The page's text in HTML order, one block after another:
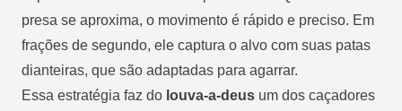
presa se aproxima, o movimento é rápido e preciso. Em
frações de segundo, ele captura o alvo com suas patas
dianteiras, que são adaptadas para agarrar.
Essa estratégia faz do louva-a-deus um dos caçadores